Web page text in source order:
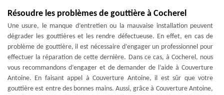
Résoudre les problèmes de gouttière à Cocherel
Une usure, le manque d’entretien ou la mauvaise installation peuvent
dégrader les gouttières et les rendre défectueuse. En effet, en cas de
problème de gouttière, il est nécessaire d’engager un professionnel pour
effectuer la réparation de cette dernière. Dans ce cas, à Cocherel, nous
vous recommandons d’engager et de demander de l’aide à Couverture
Antoine. En faisant appel à Couverture Antoine, il est sûr que votre
gouttière est entre des bonnes mains. Aussi, grâce à Couverture Antoine,